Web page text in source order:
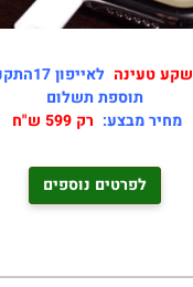
שקע טעינה
תוספת תשלום
מחיר מבצע: רק 599 ש"ח
לפרטים נוספים